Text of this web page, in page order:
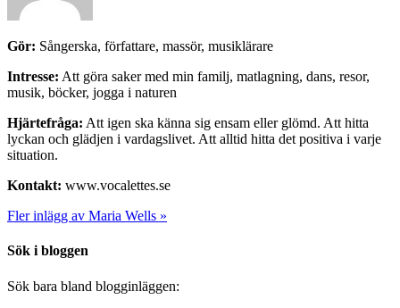
Gör: Sångerska, författare, massör, musiklärare
Intresse: Att göra saker med min familj, matlagning, dans, resor,
musik, böcker, jogga i naturen
Hjärtefråga: Att igen ska känna sig ensam eller glömd. Att hitta
lyckan och glädjen i vardagslivet. Att alltid hitta det positiva i varje
situation.
Kontakt: www.vocalettes.se
Fler inlägg av Maria Wells »
Sök i bloggen
Sök bara bland blogginläggen: